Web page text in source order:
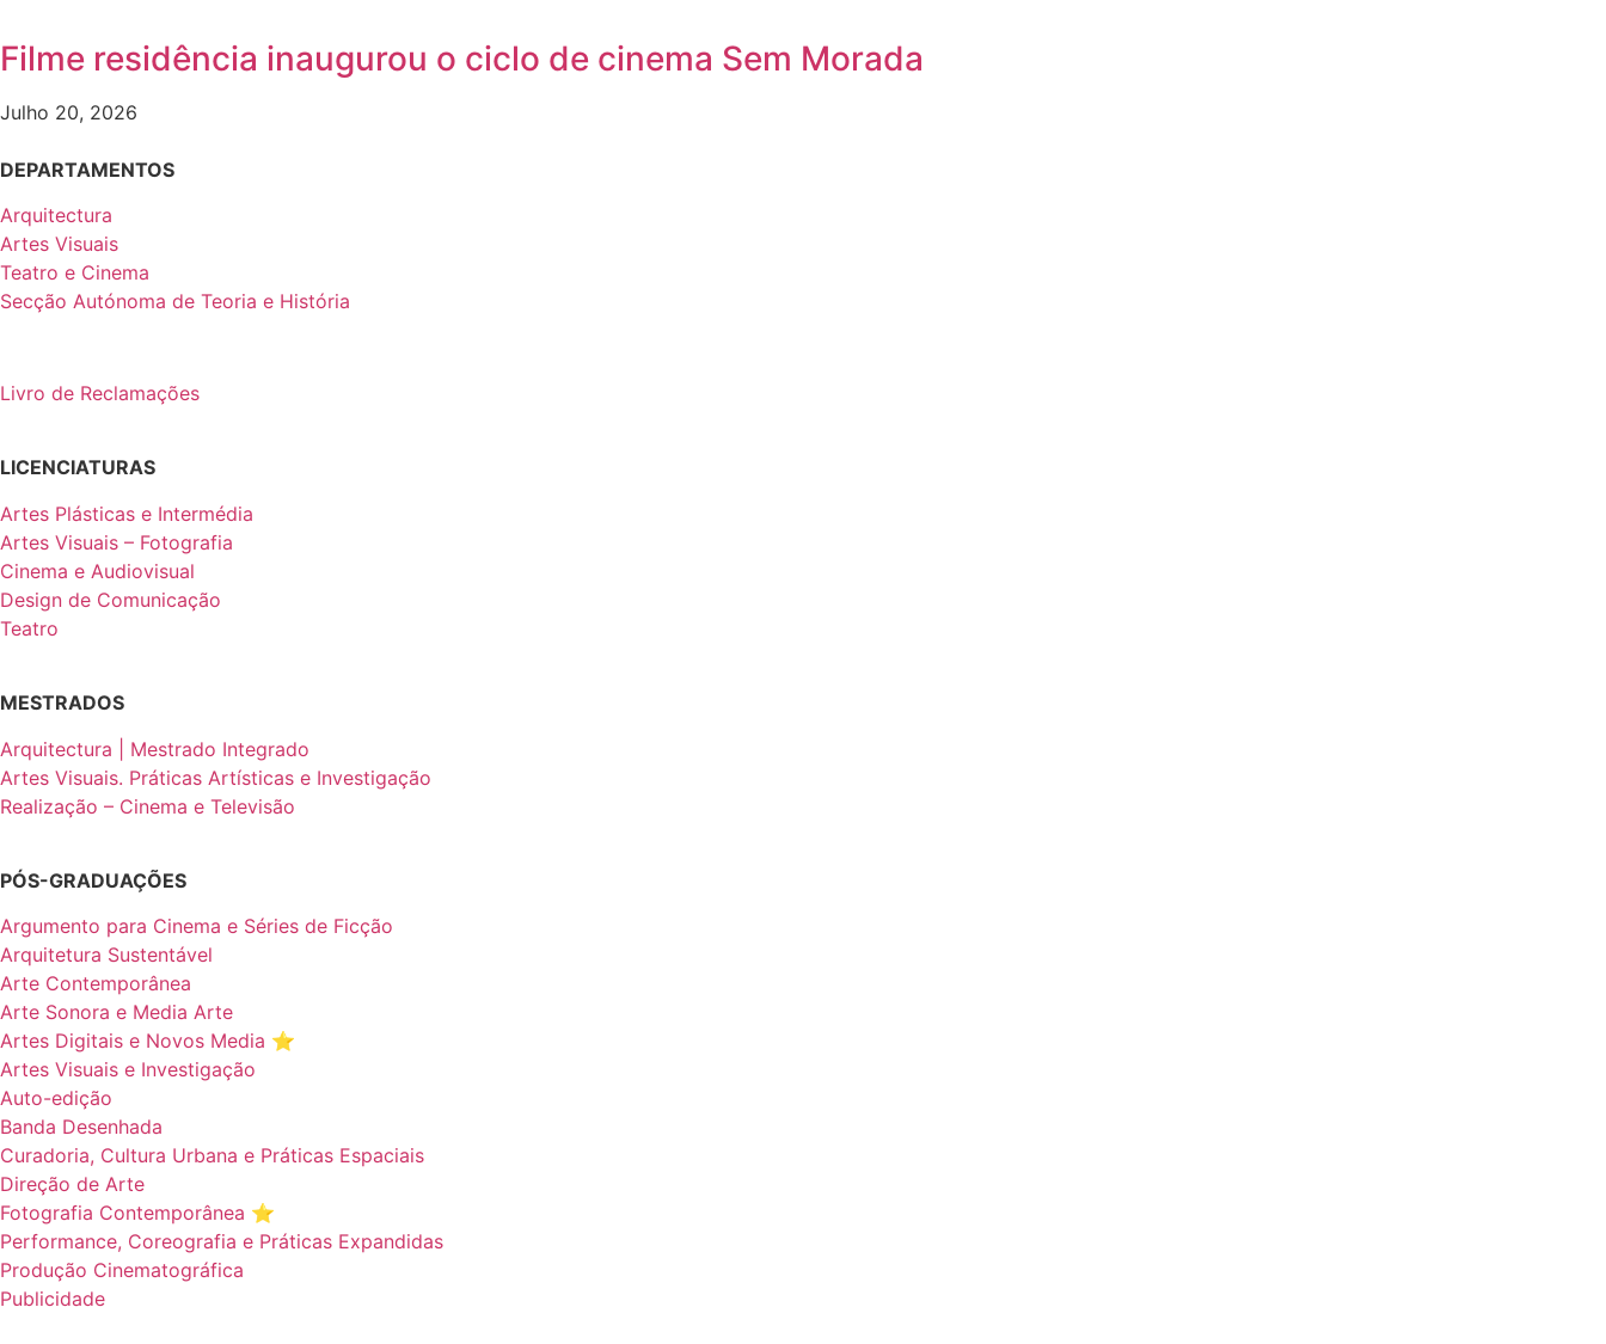
Filme residência inaugurou o ciclo de cinema Sem Morada
Julho 20, 2026
DEPARTAMENTOS
Arquitectura
Artes Visuais
Teatro e Cinema
Secção Autónoma de Teoria e História
Livro de Reclamações
LICENCIATURAS
Artes Plásticas e Intermédia
Artes Visuais – Fotografia
Cinema e Audiovisual
Design de Comunicação
Teatro
MESTRADOS
Arquitectura | Mestrado Integrado
Artes Visuais. Práticas Artísticas e Investigação
Realização – Cinema e Televisão
PÓS-GRADUAÇÕES
Argumento para Cinema e Séries de Ficção
Arquitetura Sustentável
Arte Contemporânea
Arte Sonora e Media Arte
Artes Digitais e Novos Media ⭐️
Artes Visuais e Investigação
Auto-edição
Banda Desenhada
Curadoria, Cultura Urbana e Práticas Espaciais
Direção de Arte
Fotografia Contemporânea ⭐️
Performance, Coreografia e Práticas Expandidas
Produção Cinematográfica
Publicidade